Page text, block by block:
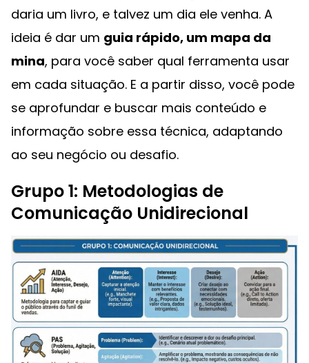
daria um livro, e talvez um dia ele venha. A
ideia é dar um guia rápido, um mapa da
mina, para você saber qual ferramenta usar
em cada situação. E a partir disso, você pode
se aprofundar e buscar mais conteúdo e
informação sobre essa técnica, adaptando
ao seu negócio ou desafio.
Grupo 1: Metodologias de
Comunicação Unidirecional